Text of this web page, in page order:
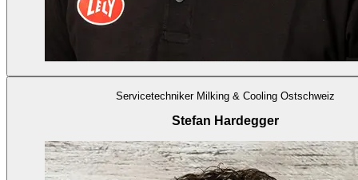
Servicetechniker Milking & Cooling Ostschweiz
Stefan Hardegger